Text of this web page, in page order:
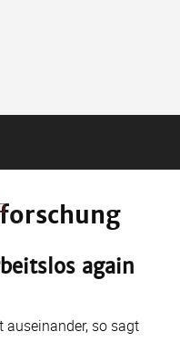
again
auseinander, so sagt